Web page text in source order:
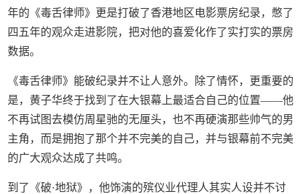
年的《毒舌律师》更是打破了香港地区电影票房纪录，憋了
四五年的观众走进影院，把对他的喜爱化作了实打实的票房
数据。
《毒舌律师》能破纪录并不让人意外。除了情怀，更重要的
是，黄子华终于找到了在大银幕上最适合自己的位置——他
不再试图去模仿周星驰的无厘头，也不再硬演那些帅气的男
主角，而是拥抱了那个并不完美的自己，并与银幕前不完美
的广大观众达成了共鸣。
到了《破·地狱》，他饰演的殡仪业代理人其实人设并不讨